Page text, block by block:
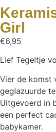
Girl
€6,95
Lief Tegeltje
Vier de komst
geglazuurde
Uitgevoerd in
een perfect
babykamer.